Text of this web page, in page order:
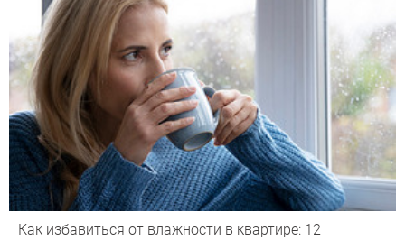
Как избавиться от влажности в квартире: 12